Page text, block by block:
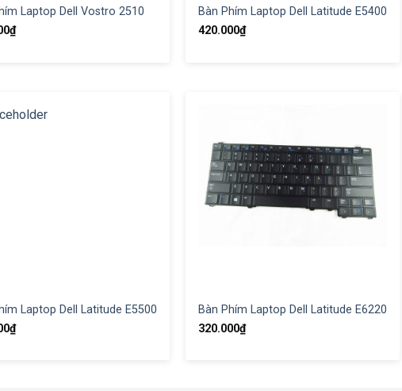
Laptop Dell Vostro 2510
₫
Bàn Phím Laptop Dell Latitude E5400
420.000₫
Laptop Dell Latitude E5500
₫
Bàn Phím Laptop Dell Latitude E6220
320.000₫